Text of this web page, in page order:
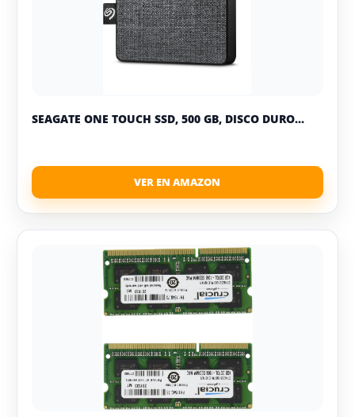
SEAGATE ONE TOUCH SSD, 500 GB, DISCO DURO...